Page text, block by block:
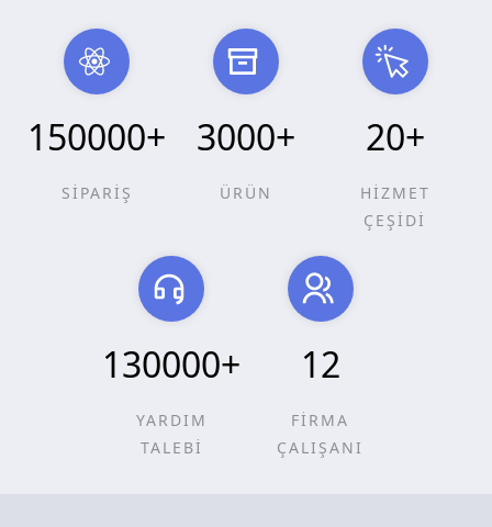
150000+
SİPARİŞ
3000+
ÜRÜN
20+
HİZMET
ÇEŞİDİ
130000+
YARDIM
TALEBİ
12
FİRMA
ÇALIŞANI